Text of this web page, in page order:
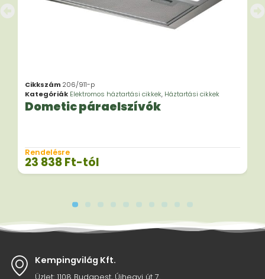
Cikkszám 206/911-p
Kategóriák Elektromos háztartási cikkek, Háztartási cikkek
Dometic páraelszívók
Rendelésre
23 838Ft-tól
Kempingvilág Kft.
Üzlet: 1108 Budapest, Újhegyi út 7.